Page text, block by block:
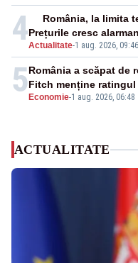
4Actualitate-1 aug. 2026, 09:46
România, la limita
Prețurile cresc
5 Economie-1 aug. 2026, 06:48
România a scăpat de
Fitch menține
ACTUALITATE